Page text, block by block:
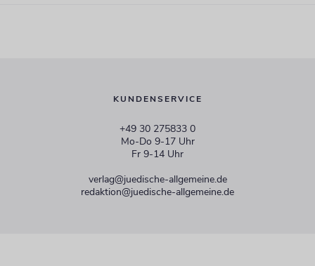
KUNDENSERVICE
+49 30 275833 0
Mo-Do 9-17 Uhr
Fr 9-14 Uhr
verlag@juedische-allgemeine.de
redaktion@juedische-allgemeine.de